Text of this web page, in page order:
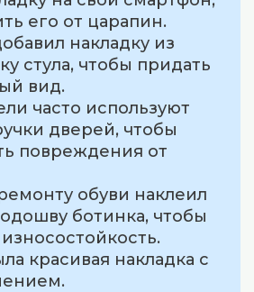
его от царапин.
накладку из
стула, чтобы придать
вид.
часто используют
дверей, чтобы
повреждения от
обуви наклеил
ботинка, чтобы
красивая накладка с